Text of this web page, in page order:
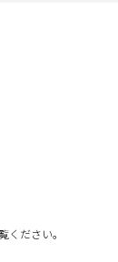
ださい。